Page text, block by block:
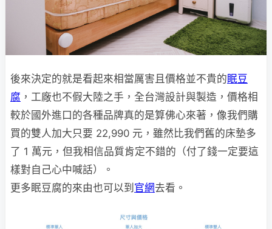
後來決定的就是看起來相當厲害且價格並不貴的眠豆
腐 ，工廠也不假大陸之手，全台灣設計與製造，價格相
較於國外進口的各種品牌真的是算佛心來著，像我們購
買的雙人加大只要 22,990 元，雖然比我們舊的床墊多
了 1 萬元，但我相信品質肯定不錯的（付了錢一定要這
樣對自己心中喊話）。
更多眠豆腐的來由也可以到 官網去看。